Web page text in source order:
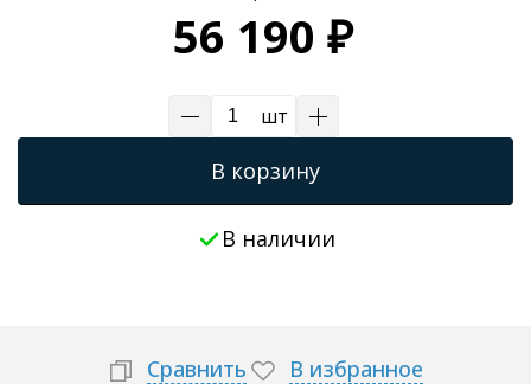
56 190 ₽
шт
В корзину
В наличии
Сравнить В избранное